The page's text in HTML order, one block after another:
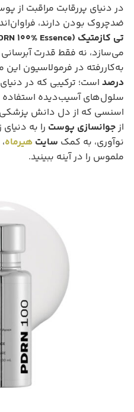
در دنیای پررقابت مراقبت از
ضدچروک بودن دارند،
تی کازمتیک (VT COSMETICS PDRN 100% Essence)
می‌سازد، نه فقط قدرت
به‌کاررفته در فرمولاسیون
درصداست؛ ترکیبی که در
سلول‌های آسیب‌دیده
اسنسی که از دل دانش پزشکی
ازجوانسازی پوست را به
نوآوری، به کمک سایت هیرماه
ملموس را در آینه ببینید.